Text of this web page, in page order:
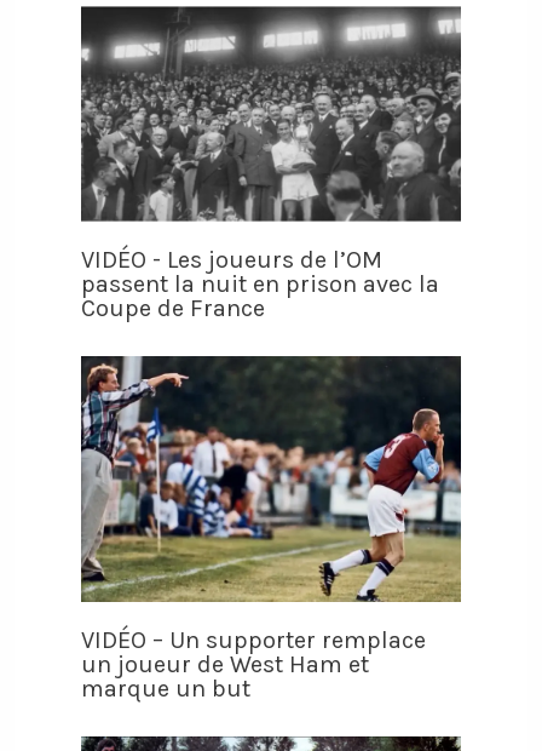
VIDÉO - Les joueurs de l’OM
passent la nuit en prison avec la
Coupe de France
VIDÉO – Un supporter remplace
un joueur de West Ham et
marque un but